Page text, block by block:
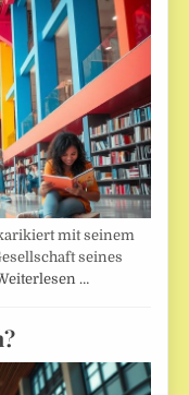
mit seinem
seines
…